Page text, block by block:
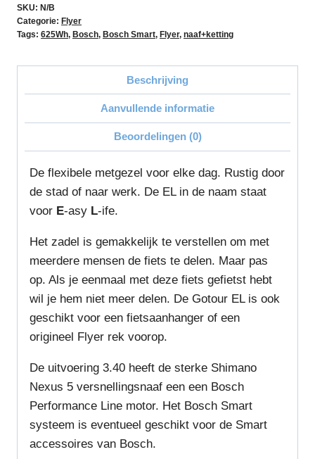
SKU: N/B
Categorie: Flyer
Tags: 625Wh, Bosch, Bosch Smart, Flyer, naaf+ketting
Beschrijving
Aanvullende informatie
Beoordelingen (0)
De flexibele metgezel voor elke dag. Rustig door
de stad of naar werk. De EL in de naam staat
voor E-asy L-ife.
Het zadel is gemakkelijk te verstellen om met
meerdere mensen de fiets te delen. Maar pas
op. Als je eenmaal met deze fiets gefietst hebt
wil je hem niet meer delen. De Gotour EL is ook
geschikt voor een fietsaanhanger of een
origineel Flyer rek voorop.
De uitvoering 3.40 heeft de sterke Shimano
Nexus 5 versnellingsnaaf een een Bosch
Performance Line motor. Het Bosch Smart
systeem is eventueel geschikt voor de Smart
accessoires van Bosch.